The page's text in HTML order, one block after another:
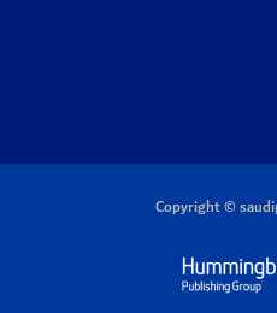
Copyright ©